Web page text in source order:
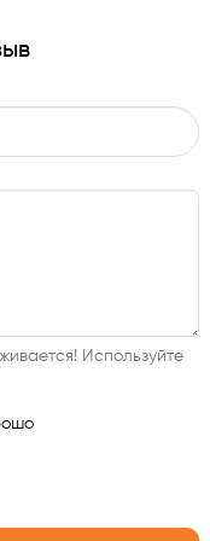
Используйте